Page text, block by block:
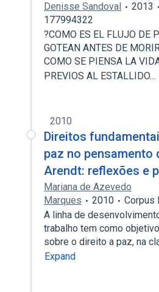
Denisse Sandoval 2013
177994322
?COMO ES EL FLUJO DE
GOTEAN ANTES DE
COMO SE PIENSA LA
PREVIOS AL ESTALLIDO…
2010
Direitos
paz no pensamento
Arendt: reflexões e
Mariana de Azevedo
Marques
2010
Corpus
A linha de
trabalho tem como
sobre o direito a paz, na
Expand